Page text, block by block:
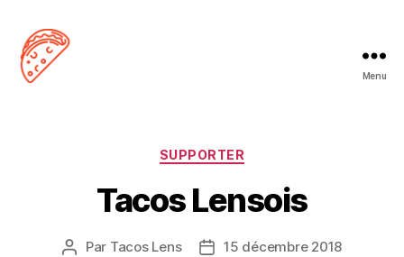
Menu
Catégories
SUPPORTER
Tacos Lensois
Auteur
Par Tacos Lens
Date15 décembre 2018